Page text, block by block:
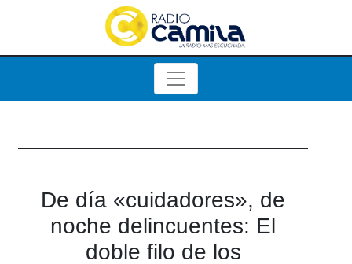
De día «cuidadores», de
noche delincuentes: El
doble filo de los